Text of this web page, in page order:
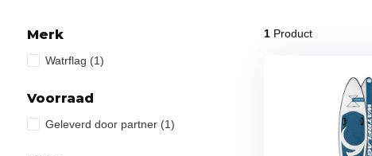
Merk
Watrflag (1)
Voorraad
Geleverd door partner (1)
1Product